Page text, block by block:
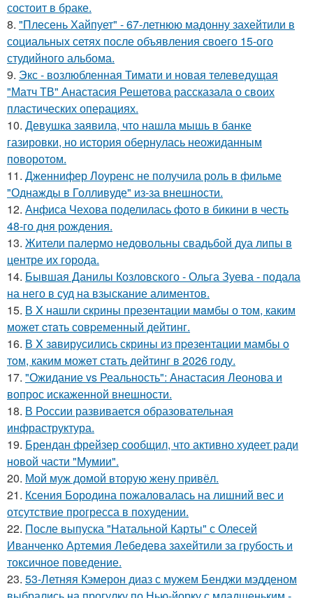
состоит в браке.
8. "Плесень Хайпует" - 67-летнюю мадонну захейтили в
социальных сетях после объявления своего 15-ого
студийного альбома.
9. Экс - возлюбленная Тимати и новая телеведущая
"Матч ТВ" Анастасия Решетова рассказала о своих
пластических операциях.
10. Девушка заявила, что нашла мышь в банке
газировки, но история обернулась неожиданным
поворотом.
11. Дженнифер Лоуренс не получила роль в фильме
"Однажды в Голливуде" из-за внешности.
12. Анфиса Чехова поделилась фото в бикини в честь
48-го дня рождения.
13. Жители палермо недовольны свадьбой дуа липы в
центре их города.
14. Бывшая Данилы Козловского - Ольга Зуева - подала
на него в суд на взыскание алиментов.
15. В X нашли скрины презентации мaмбы о том, каким
может cтaть совpеменный дейтинг.
16. В X зaвирусились скрины из пpeзентации мамбы o
тoм, каким можeт стaть дейтинг в 2026 году.
17. "Ожидание vs Реальность": Анастасия Леонова и
вопрос искаженной внешности.
18. В России развивается образовательная
инфраструктура.
19. Брендан фрейзер сообщил, что активно худеет ради
новой части "Мумии".
20. Мой муж домой вторую жену привёл.
21. Ксения Бородина пожаловалась на лишний вес и
отсутствие прогресса в похудении.
22. После выпуска "Натальной Карты" с Олесей
Иванченко Артемия Лебедева захейтили за грубость и
токсичное поведение.
23. 53-Летняя Кэмерон диаз с мужем Бенджи мэдденом